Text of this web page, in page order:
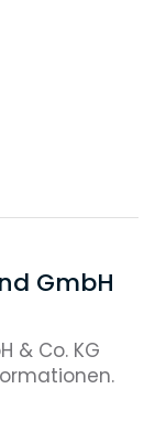
GmbH
& Co. KG